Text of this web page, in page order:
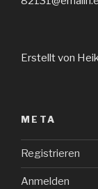
Erstellt von
META
Registrieren
Anmelden